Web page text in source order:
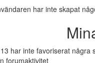
har inte skapat
har inte favoriserat några
forumaktivitet